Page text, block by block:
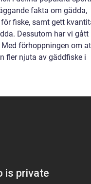
fakta om gädda,
fiske, samt gett
Dessutom har vi gått
förhoppningen om
fler njuta av gäddfiske i